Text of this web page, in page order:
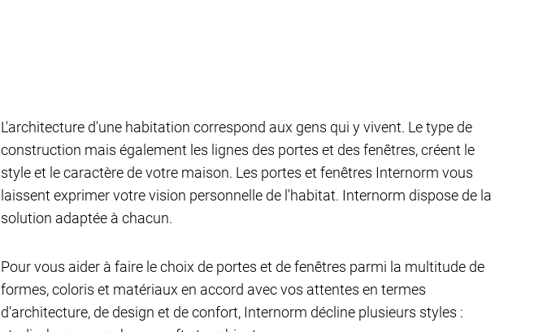
L'architecture d'une habitation correspond aux gens qui y vivent. Le type de
construction mais également les lignes des portes et des fenêtres, créent le
style et le caractère de votre maison. Les portes et fenêtres Internorm vous
laissent exprimer votre vision personnelle de l'habitat. Internorm dispose de la
solution adaptée à chacun.
Pour vous aider à faire le choix de portes et de fenêtres parmi la multitude de
formes, coloris et matériaux en accord avec vos attentes en termes
d'architecture, de design et de confort, Internorm décline plusieurs styles :